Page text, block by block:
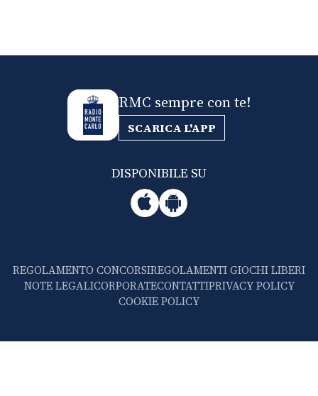
RMC sempre con te!
SCARICA L'APP
DISPONIBILE SU
REGOLAMENTO CONCORSIREGOLAMENTI GIOCHI LIBERI
NOTE LEGALICORPORATECONTATTIPRIVACY POLICY
COOKIE POLICY